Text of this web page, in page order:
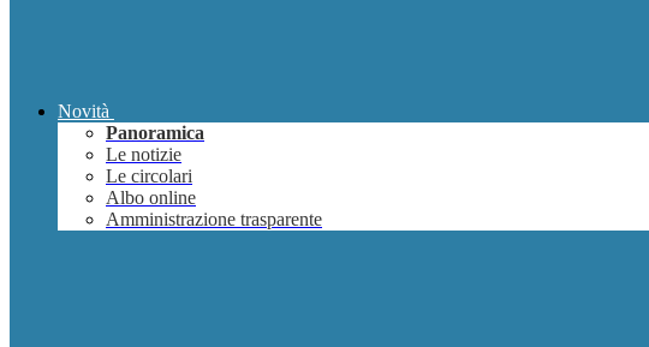
Novità
Panoramica
Le notizie
Le circolari
Albo online
Amministrazione trasparente